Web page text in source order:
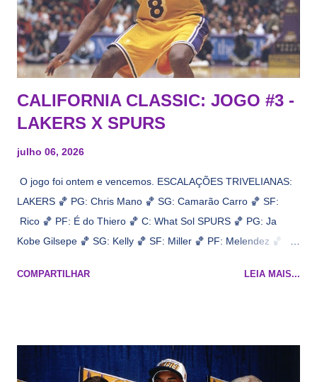
CALIFORNIA CLASSIC: JOGO #3 -
LAKERS X SPURS
julho 06, 2026
O jogo foi ontem e vencemos. ESCALAÇÕES TRIVELIANAS:
LAKERS 🏀 PG: Chris Mano 🏀 SG: Camarão Carro 🏀 SF:
Rico 🏀 PF: É do Thiero 🏀 C: What Sol SPURS 🏀 PG: Ja
Kobe Gilsepe 🏀 SG: Kelly 🏀 SF: Miller 🏀 PF: Melendez 🏀 C:
Na quadra Transmissão: NBA League Pass
COMPARTILHAR LEIA MAIS...